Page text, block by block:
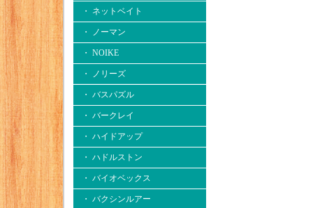
・ ネットベイト
・ ノーマン
・ NOIKE
・ ノリーズ
・ バスパズル
・ バークレイ
・ ハイドアップ
・ ハドルストン
・ バイオベックス
・ バクシンルアー